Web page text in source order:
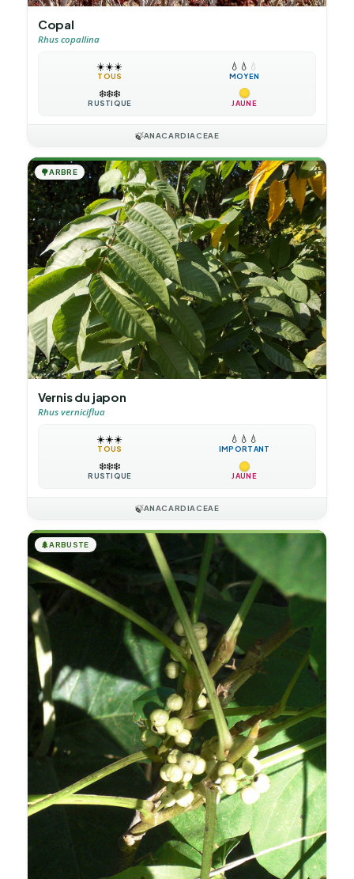
Copal
Rhus copallina
☀️☀️☀️
TOUS
💧 💧 💧
MOYEN
❄️❄️❄️
RUSTIQUE JAUNE
🍃ANACARDIACEAE
🌳ARBRE
Vernis du japon
Rhus verniciflua
☀️☀️☀️
TOUS
💧 💧 💧
IMPORTANT
❄️❄️❄️
RUSTIQUE JAUNE
🍃ANACARDIACEAE
🌲ARBUSTE